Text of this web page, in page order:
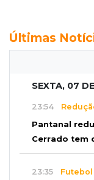
Últimas
SEXTA, 07
23:54
Pantanal
Cerrado tem
23:35 Futebol